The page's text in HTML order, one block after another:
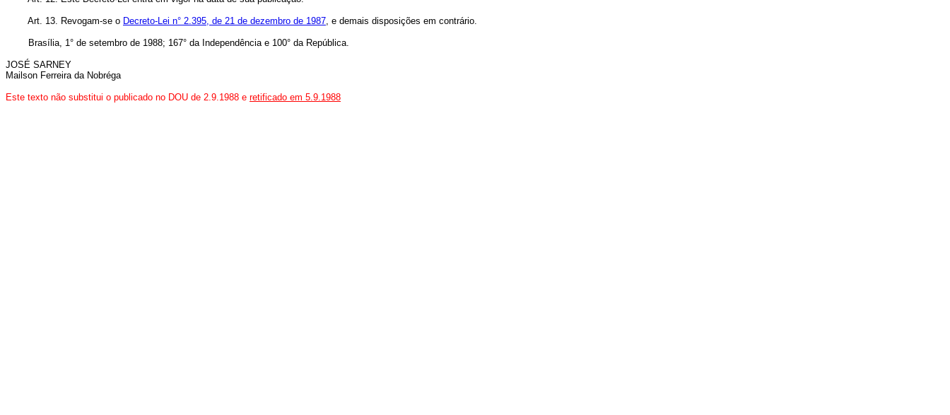
Art. 13. Revogam-se o Decreto-Lei n° 2.395, de 21 de dezembro de 1987 , e demais disposições em contrário.
Brasília, 1° de setembro de 1988; 167° da Independência e 100° da República.
JOSÉ SARNEY
Mailson Ferreira da Nobréga
Este texto não substitui o publicado no DOU de 2.9.1988 e retificado em 5.9.1988